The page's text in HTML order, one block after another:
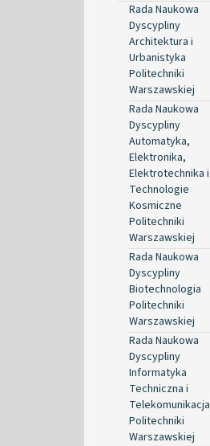
Rada Naukowa
Dyscypliny
Architektura i
Urbanistyka
Politechniki
Warszawskiej
Rada Naukowa
Dyscypliny
Automatyka,
Elektronika,
Elektrotechnika i
Technologie
Kosmiczne
Politechniki
Warszawskiej
Rada Naukowa
Dyscypliny
Biotechnologia
Politechniki
Warszawskiej
Rada Naukowa
Dyscypliny
Informatyka
Techniczna i
Telekomunikacja
Politechniki
Warszawskiej